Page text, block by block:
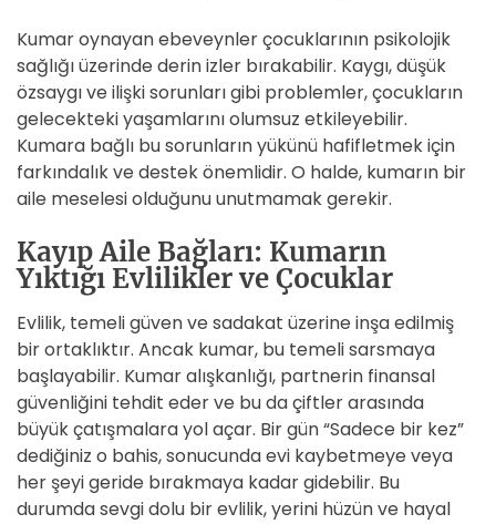
Kumar oynayan ebeveynler çocuklarının psikolojik
sağlığı üzerinde derin izler bırakabilir. Kaygı, düşük
özsaygı ve ilişki sorunları gibi problemler, çocukların
gelecekteki yaşamlarını olumsuz etkileyebilir.
Kumara bağlı bu sorunların yükünü hafifletmek için
farkındalık ve destek önemlidir. O halde, kumarın bir
aile meselesi olduğunu unutmamak gerekir.
Kayıp Aile Bağları: Kumarın
Yıktığı Evlilikler ve Çocuklar
Evlilik, temeli güven ve sadakat üzerine inşa edilmiş
bir ortaklıktır. Ancak kumar, bu temeli sarsmaya
başlayabilir. Kumar alışkanlığı, partnerin finansal
güvenliğini tehdit eder ve bu da çiftler arasında
büyük çatışmalara yol açar. Bir gün “Sadece bir kez”
dediğiniz o bahis, sonucunda evi kaybetmeye veya
her şeyi geride bırakmaya kadar gidebilir. Bu
durumda sevgi dolu bir evlilik, yerini hüzün ve hayal